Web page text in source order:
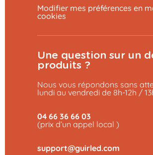
Modifier mes préférences en
cookies
Une question sur un
produits ?
Nous vous répondons sans
lundi au vendredi de 8h-12h /
04 66 36 66 03
(prix d’un appel local )